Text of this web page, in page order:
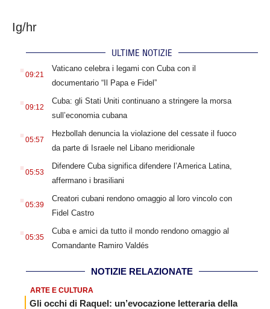
Ig/hr
ULTIME NOTIZIE
. 09:21
Vaticano celebra i legami con Cuba con il
documentario “Il Papa e Fidel”
. 09:12
Cuba: gli Stati Uniti continuano a stringere la morsa
sull’economia cubana
. 05:57
Hezbollah denuncia la violazione del cessate il fuoco
da parte di Israele nel Libano meridionale
. 05:53
Difendere Cuba significa difendere l’America Latina,
affermano i brasiliani
. 05:39
Creatori cubani rendono omaggio al loro vincolo con
Fidel Castro
. 05:35
Cuba e amici da tutto il mondo rendono omaggio al
Comandante Ramiro Valdés
NOTIZIE RELAZIONATE
ARTE E CULTURA
Gli occhi di Raquel: un’evocazione letteraria della